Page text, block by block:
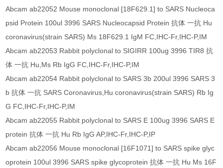
Abcam ab22052 Mouse monoclonal [18F629.1] to SARS Nucleoca
psid Protein 100ul 3996 SARS Nucleocapsid Protein 抗体 一抗 Hu
coronavirus(strain SARS) Ms 18F629.1 IgM FC,IHC-Fr,IHC-P,IM
Abcam ab22053 Rabbit polyclonal to SIGIRR 100ug 3996 TIR8 抗
体 一抗 Hu,Ms Rb IgG FC,IHC-Fr,IHC-P,IM
Abcam ab22054 Rabbit polyclonal to SARS 3b 200ul 3996 SARS 3
b 抗体 一抗 SARS Coronavirus,Hu coronavirus(strain SARS) Rb Ig
G FC,IHC-Fr,IHC-P,IM
Abcam ab22055 Rabbit polyclonal to SARS E 100ug 3996 SARS E
protein 抗体 一抗 Hu Rb IgG AP,IHC-Fr,IHC-P,IP
Abcam ab22056 Mouse monoclonal [16F1071] to SARS spike glyc
oprotein 100ul 3996 SARS spike glycoprotein 抗体 一抗 Hu Ms 16F